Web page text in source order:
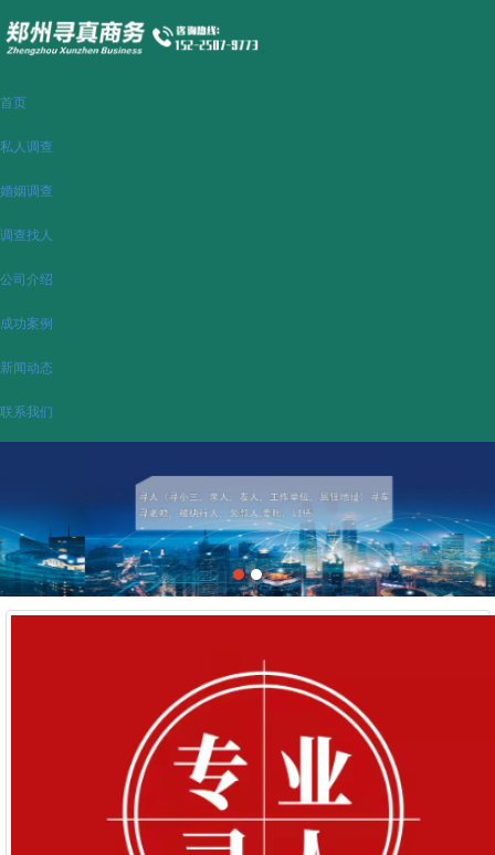
首页
私人调查
婚姻调查
调查找人
公司介绍
成功案例
新闻动态
联系我们